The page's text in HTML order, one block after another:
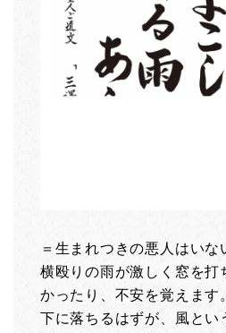
＝生まれつきの悪人はいな
横殴りの雨が激しく窓を打
かったり、不安を覚えます
下に落ちるはずが、風とい